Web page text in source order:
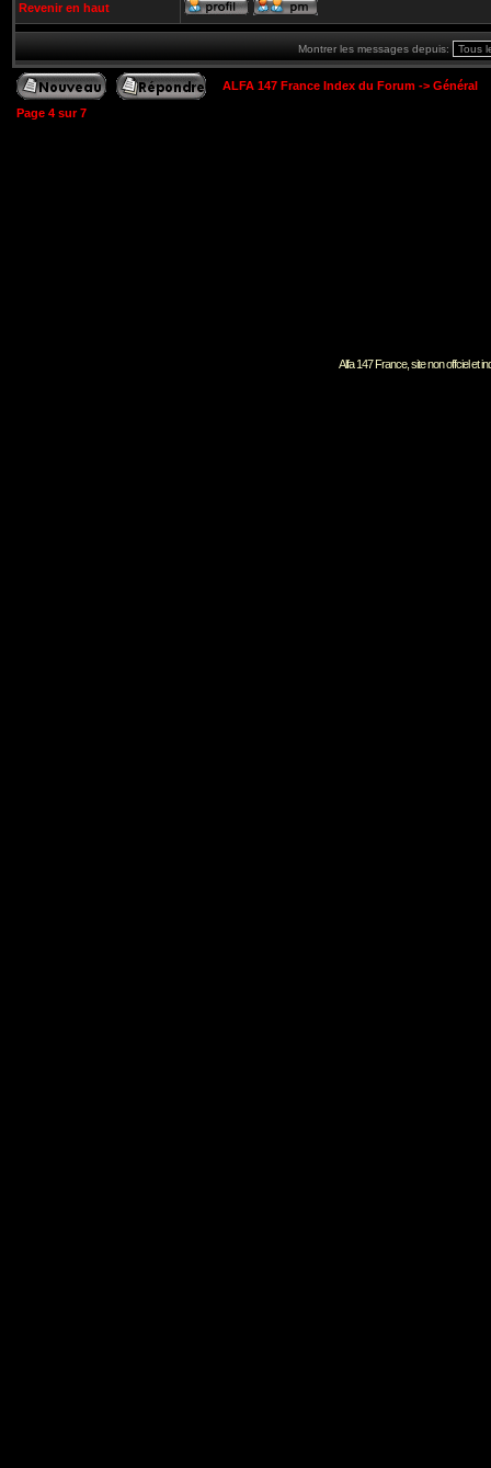
Revenir en haut
Montrer les messages depuis:
ALFA 147 France Index du Forum -> Général
Page 4 sur7
Alfa 147 France, site non offciel et